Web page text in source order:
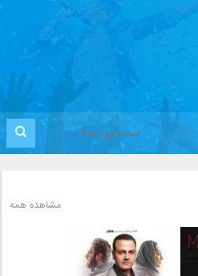
مشاهده همه